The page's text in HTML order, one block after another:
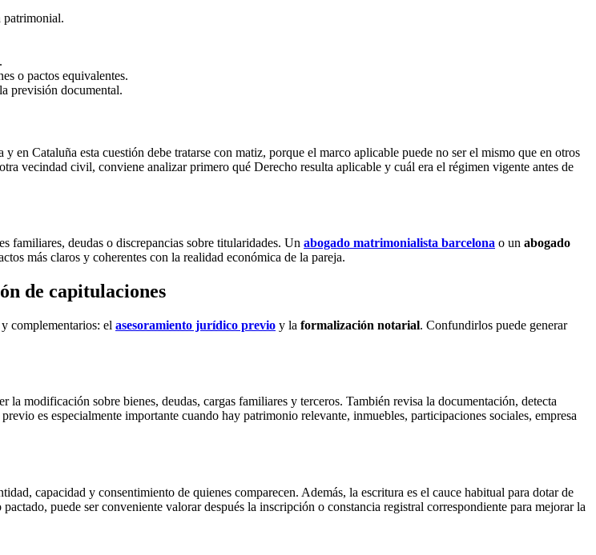
patrimonial.
o pactos equivalentes.
previsión documental.
y en Cataluña esta cuestión debe tratarse con matiz, porque el marco aplicable puede no ser el mismo que en otros
vecindad civil, conviene analizar primero qué Derecho resulta aplicable y cuál era el régimen vigente antes de
familiares, deudas o discrepancias sobre titularidades. Un abogado matrimonialista barcelona o un abogado
más claros y coherentes con la realidad económica de la pareja.
de capitulaciones
complementarios: el asesoramiento jurídico previo y la formalización notarial. Confundirlos puede generar
modificación sobre bienes, deudas, cargas familiares y terceros. También revisa la documentación, detecta
es especialmente importante cuando hay patrimonio relevante, inmuebles, participaciones sociales, empresa
capacidad y consentimiento de quienes comparecen. Además, la escritura es el cauce habitual para dotar de
puede ser conveniente valorar después la inscripción o constancia registral correspondiente para mejorar la